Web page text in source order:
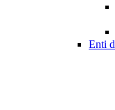
Enti